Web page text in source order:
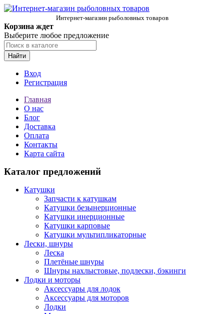
Интернет-магазин рыболовных товаров
Корзина ждет
Выберите любое предложение
Найти
Вход
Регистрация
Главная
О нас
Блог
Доставка
Оплата
Контакты
Карта сайта
Каталог предложений
Катушки
Запчасти к катушкам
Катушки безынерционные
Катушки инерционные
Катушки карповые
Катушки мультипликаторные
Лески, шнуры
Леска
Плетёные шнуры
Шнуры нахлыстовые, подлески, бэкинги
Лодки и моторы
Аксессуары для лодок
Аксессуары для моторов
Лодки